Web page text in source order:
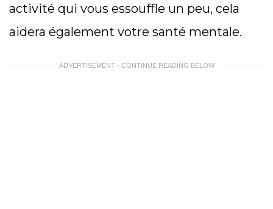
activité qui vous essouffle un peu, cela
aidera également votre santé mentale.
ADVERTISEMENT - CONTINUE READING BELOW